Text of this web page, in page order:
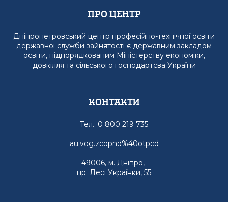
Про Центр
Дніпропетровський центр професійно-технічної освіти
державної служби зайнятості є державним закладом
освіти, підпорядкованим Міністерству економіки,
довкілля та сільського господартсва України
Контакти
Тел.: 0 800 219 735
au.vog.zcopnd%40otpcd
49006, м. Дніпро,
пр. Лесі Українки, 55